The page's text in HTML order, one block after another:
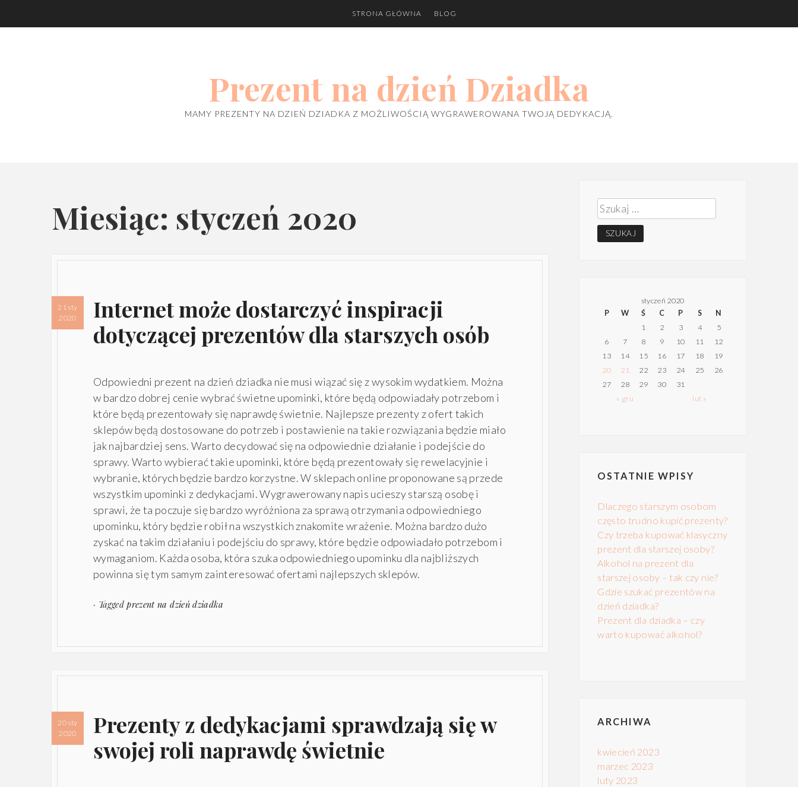
STRONA GŁÓWNA BLOG
Prezent na dzień Dziadka
MAMY PREZENTY NA DZIEŃ DZIADKA Z MOŻLIWOŚCIĄ WYGRAWEROWANA TWOJĄ DEDYKACJĄ.
Miesiąc: styczeń 2020
Internet może dostarczyć inspiracji
dotyczącej prezentów dla starszych osób
21 sty
2020
Odpowiedni prezent na dzień dziadka nie musi wiązać się z wysokim wydatkiem. Można
w bardzo dobrej cenie wybrać świetne upominki, które będą odpowiadały potrzebom i
które będą prezentowały się naprawdę świetnie. Najlepsze prezenty z ofert takich
sklepów będą dostosowane do potrzeb i postawienie na takie rozwiązania będzie miało
jak najbardziej sens. Warto decydować się na odpowiednie działanie i podejście do
sprawy. Warto wybierać takie upominki, które będą prezentowały się rewelacyjnie i
wybranie, których będzie bardzo korzystne. W sklepach online proponowane są przede
wszystkim upominki z dedykacjami. Wygrawerowany napis ucieszy starszą osobę i
sprawi, że ta poczuje się bardzo wyróżniona za sprawą otrzymania odpowiedniego
upominku, który będzie robił na wszystkich znakomite wrażenie. Można bardzo dużo
zyskać na takim działaniu i podejściu do sprawy, które będzie odpowiadało potrzebom i
wymaganiom. Każda osoba, która szuka odpowiedniego upominku dla najbliższych
powinna się tym samym zainteresować ofertami najlepszych sklepów.
· Taggedprezent na dzień dziadka
Prezenty z dedykacjami sprawdzają się w
swojej roli naprawdę świetnie
20 sty
2020
Szukaj:
styczeń 2020
P
W Ś C P S N
« gru lut »
1 2 3 4
5
6
7 8 9 10 11
12
13
14 15 16 17 18
19
20
21 22 23 24 25
26
27
28 29 30 31
OSTATNIE WPISY
Dlaczego starszym osobom
często trudno kupić prezenty?
Czy trzeba kupować klasyczny
prezent dla starszej osoby?
Alkohol na prezent dla
starszej osoby – tak czy nie?
Gdzie szukać prezentów na
dzień dziadka?
Prezent dla dziadka – czy
warto kupować alkohol?
ARCHIWA
kwiecień 2023
marzec 2023
luty 2023